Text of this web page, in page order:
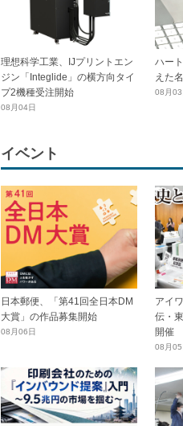
理想科学工業、IJプリントエン
ジン「Integlide」の横方向タイ
プ2機種受注開始
08月04日
ハー
えた
08月03
イベント
日本郵便、「第41回全日本DM
大賞」の作品募集開始
08月06日
アイ
伝・
開催
08月05